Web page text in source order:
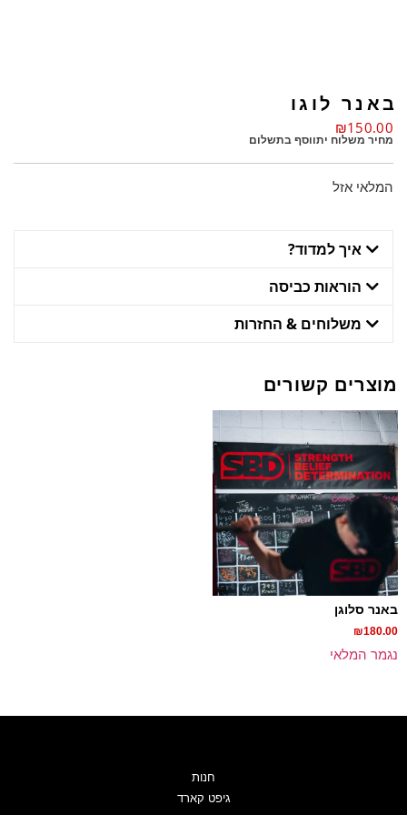
באנר לוגו
₪150.00
מחיר משלוח יתווסף בתשלום
המלאי אזל
איך למדוד?
הוראות כביסה
משלוחים & החזרות
מוצרים קשורים
באנר סלוגן
₪180.00
נגמר המלאי
חנות
גיפט קארד